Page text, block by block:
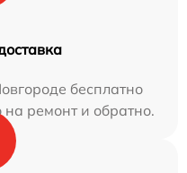
бесплатно
на ремонт и обратно.